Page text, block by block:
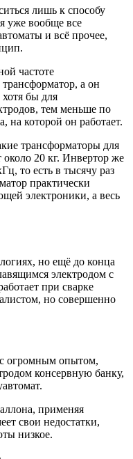
лишь к способу
уже вообще все
и всё прочее,
частоте
а он
хотя бы для
тем меньше по
на которой он работает.
трансформаторы для
20 кг. Инвертор же
то есть в тысячу раз
практически
электроники, а весь
но ещё до конца
электродом с
при сварке
но совершенно
огромным опытом,
консервную банку,
применяя
свои недостатки,
низкое.